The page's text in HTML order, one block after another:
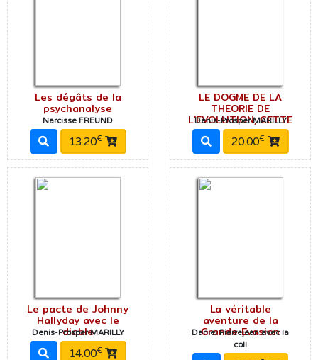
Les dégâts de la
psychanalyse
Narcisse FREUND
13.20€
LE DOGME DE LA
THEORIE DE
L'EVOLUTION, CETTE
Denis-Prosper MARILLY
20.00€
Le pacte de Johnny
Hallyday avec le
diable
Denis-Prosper MARILLY
14.00€
La véritable
aventure de la
Grande Evasion
Daniel Pierrejean avec la
coll